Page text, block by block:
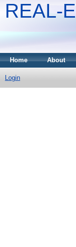
REAL-
Home About
Login